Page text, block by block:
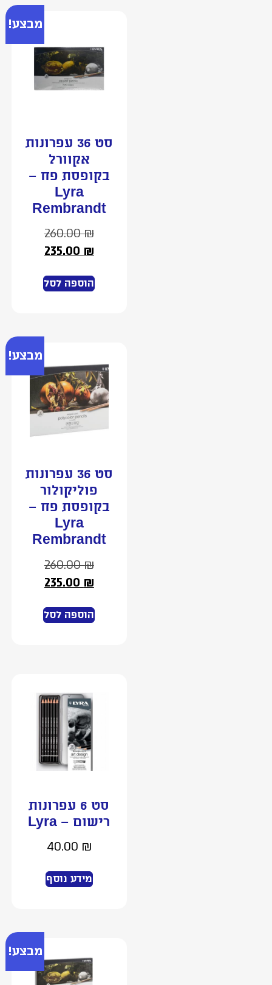
מבצע!
סט 36 עפרונות
אקוורל
בקופסת פח –
Lyra
Rembrandt
260.00₪
235.00₪
הוספה לסל
מבצע!
סט 36 עפרונות
פוליקולור
בקופסת פח –
Lyra
Rembrandt
260.00₪
235.00₪
הוספה לסל
סט 6 עפרונות
רישום – Lyra
40.00₪
מידע נוסף
מבצע!